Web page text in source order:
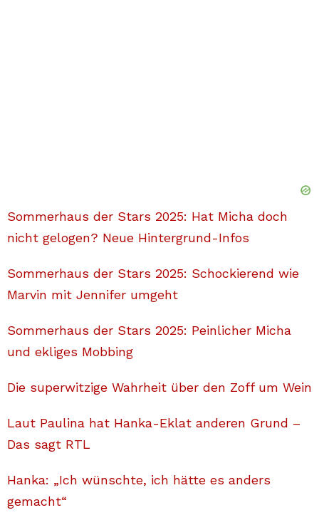
Sommerhaus der Stars 2025: Hat Micha doch
nicht gelogen? Neue Hintergrund-Infos
Sommerhaus der Stars 2025: Schockierend wie
Marvin mit Jennifer umgeht
Sommerhaus der Stars 2025: Peinlicher Micha
und ekliges Mobbing
Die superwitzige Wahrheit über den Zoff um Wein
Laut Paulina hat Hanka-Eklat anderen Grund –
Das sagt RTL
Hanka: „Ich wünschte, ich hätte es anders
gemacht“